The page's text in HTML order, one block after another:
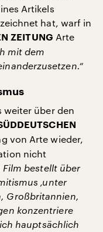
Artikels
hat, warf in
ZEITUNG Arte
mit dem
weiter über den
von Arte wieder,
nicht
Film bestellt über
‚unter
Großbritannien,
konzentriere
hauptsächlich